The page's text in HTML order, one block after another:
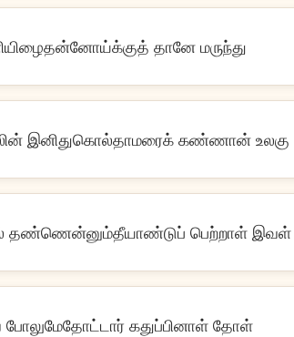
தானே மருந்து
இனிதுகொல்தாமரைக் கண்ணான் உலகு
தண்ணென்னும்தீயாண்டுப் பெற்றாள் இவள்
கதுப்பினாள் தோள்